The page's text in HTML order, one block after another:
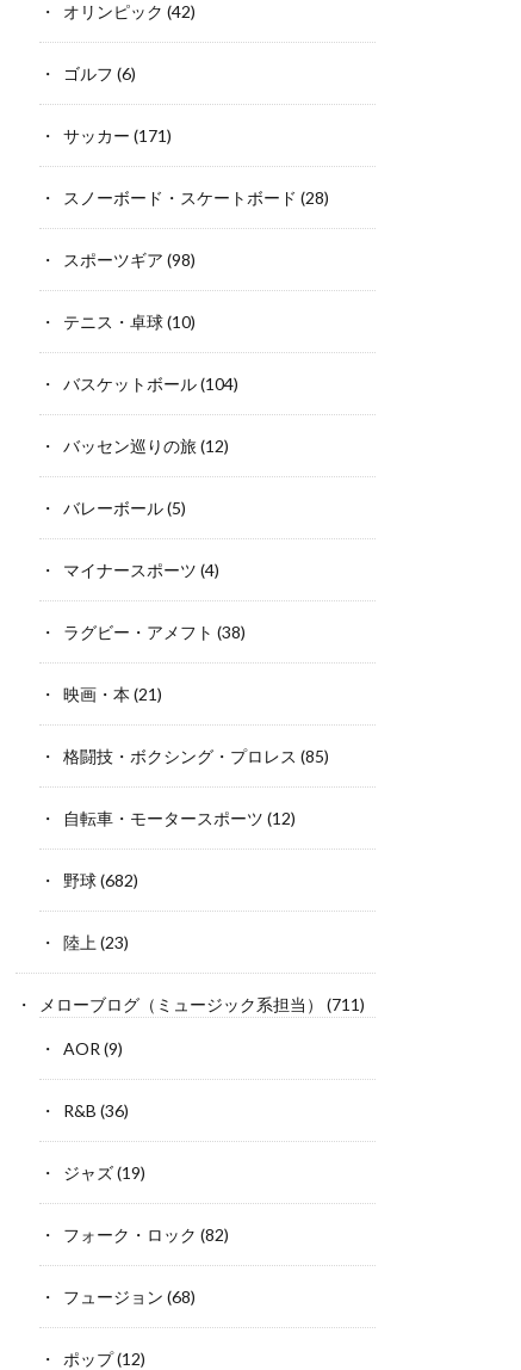
オリンピック (42)
ゴルフ (6)
サッカー (171)
スノーボード・スケートボード (28)
スポーツギア (98)
テニス・卓球(10)
バスケットボール(104)
バッセン巡りの旅(12)
バレーボール(5)
マイナースポーツ (4)
ラグビー・アメフト (38)
映画・本 (21)
格闘技・ボクシング・プロレス (85)
自転車・モータースポーツ (12)
野球(682)
陸上 (23)
メローブログ（ミュージック系担当） (711)
AOR (9)
R&B (36)
ジャズ(19)
フォーク・ロック (82)
フュージョン (68)
ポップ(12)